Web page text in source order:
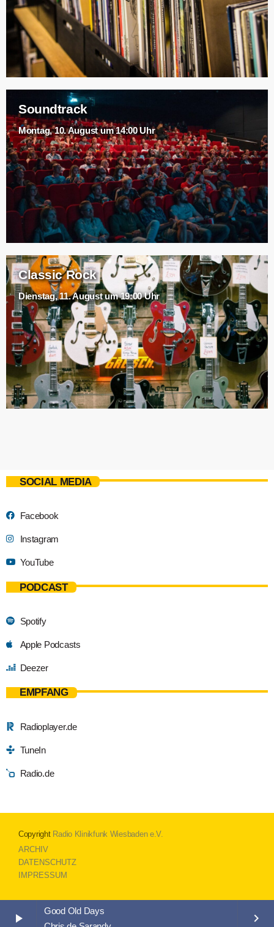
play_arrow
Good Old Days
keyboard_arrow_right
Soundtrack
Montag, 10. August um 14:00 Uhr
Classic Rock
Dienstag, 11. August um 19:00 Uhr
SOCIAL MEDIA
Facebook
Instagram
YouTube
PODCAST
Spotify
Apple Podcasts
Deezer
EMPFANG
Radioplayer.de
TuneIn
Radio.de
Copyright Radio Klinikfunk Wiesbaden e.V.
ARCHIV
DATENSCHUTZ
IMPRESSUM